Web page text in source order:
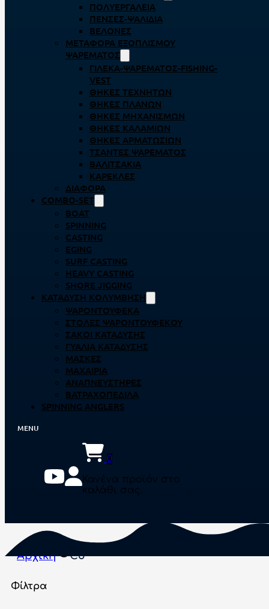
ΠΟΛΥΕΡΓΑΛΕΊΑ
ΠΈΝΣΕΣ-ΨΑΛΊΔΙΑ
ΒΕΛΌΝΕΣ
ΜΕΤΑΦΟΡΆ ΕΞΟΠΛΙΣΜΟΎ
ΨΑΡΈΜΑΤΟΣ
ΓΙΛΈΚΑ-ΨΑΡΈΜΑΤΟΣ-FISHING-
VEST
ΘΉΚΕΣ ΤΕΧΝΗΤΏΝ
ΘΉΚΕΣ ΠΛΆΝΩΝ
ΘΉΚΕΣ ΜΗΧΑΝΙΣΜΏΝ
ΘΉΚΕΣ ΚΑΛΑΜΙΏΝ
ΘΉΚΕΣ ΑΡΜΑΤΩΣΙΏΝ
ΤΣΆΝΤΕΣ ΨΑΡΈΜΑΤΟΣ
ΒΑΛΙΤΣΆΚΙΑ
ΚΑΡΈΚΛΕΣ
ΔΙΆΦΟΡΑ
COMBO-SET
BOAT
SPINNING
CASTING
EGING
SURF CASTING
HEAVY CASTING
SHORE JIGGING
ΚΑΤΆΔΥΣΗ ΚΟΛΎΜΒΗΣΗ
ΨΑΡΟΝΤΟΎΦΕΚΑ
ΣΤΟΛΈΣ ΨΑΡΟΝΤΟΎΦΕΚΟΥ
ΣΆΚΟΙ ΚΑΤΆΔΥΣΗΣ
ΓΥΑΛΙΆ ΚΑΤΆΔΥΣΗΣ
ΜΆΣΚΕΣ
ΜΑΧΑΊΡΙΑ
ΑΝΑΠΝΕΥΣΤΉΡΕΣ
ΒΑΤΡΑΧΟΠΈΔΙΛΑ
SPINNING ANGLERS
0
Κανένα προϊόν στο
καλάθι σας.
Αρχική C5
Φίλτρα